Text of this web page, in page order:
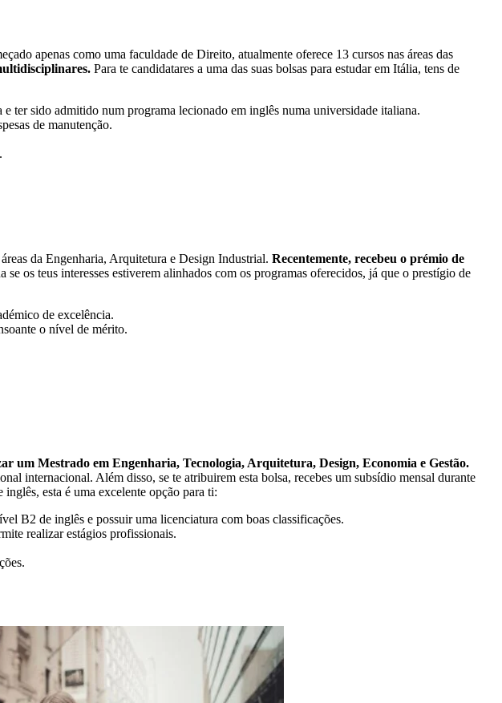
apenas como uma faculdade de Direito, atualmente oferece 13 cursos nas áreas das
Para te candidatares a uma das suas bolsas para estudar em Itália, tens de
ter sido admitido num programa lecionado em inglês numa universidade italiana.
de manutenção.
da Engenharia, Arquitetura e Design Industrial. Recentemente, recebeu o prémio de
se os teus interesses estiverem alinhados com os programas oferecidos, já que o prestígio de
de excelência.
o nível de mérito.
um Mestrado em Engenharia, Tecnologia, Arquitetura, Design, Economia e Gestão.
internacional. Além disso, se te atribuirem esta bolsa, recebes um subsídio mensal durante
esta é uma excelente opção para ti:
B2 de inglês e possuir uma licenciatura com boas classificações.
realizar estágios profissionais.